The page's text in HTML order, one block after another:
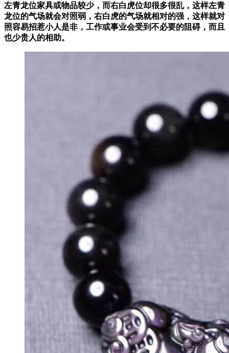
左青龙位家具或物品较少，而右白虎位却很多很乱，这样左青
龙位的气场就会对照弱，右白虎的气场就相对的强，这样就对
照容易招惹小人是非，工作或事业会受到不必要的阻碍，而且
也少贵人的相助。